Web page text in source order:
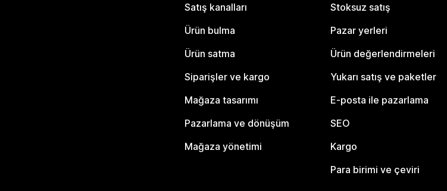
Satış kanalları
Ürün bulma
Ürün satma
Siparişler ve kargo
Mağaza tasarımı
Pazarlama ve dönüşüm
Mağaza yönetimi
Stoksuz satış
Pazar yerleri
Ürün değerlendirmeleri
Yukarı satış ve paketler
E-posta ile pazarlama
SEO
Kargo
Para birimi ve çeviri